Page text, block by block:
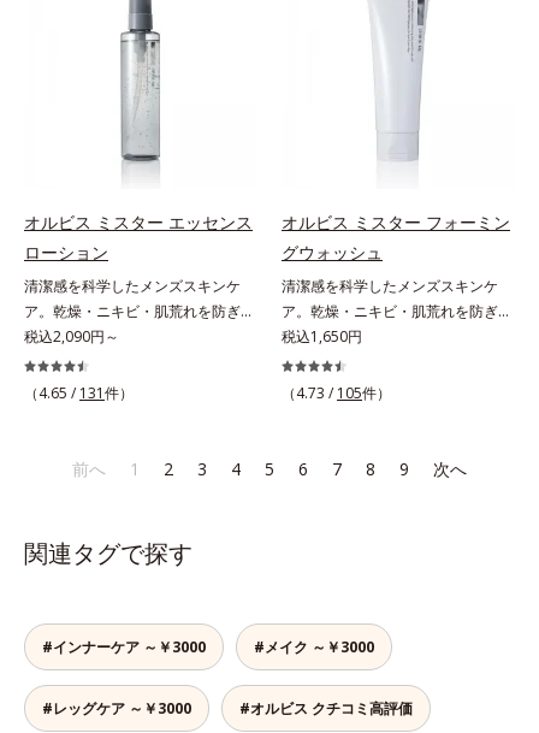
る高機能化粧下地毛穴や小ジワの凹
凸をつるんとなめらかに(*1)。スキ
ンケア発想の化粧下地です。保湿成
分が肌全層(*2)に働きかけて、肌の
うるおいをグンとアップ＆リッチな
クリームのようにぴたっと密着。乾
燥による小ジワを目立たなく(*1)
す。むやみに隠すのではなくふわり
アのW効果で軽やかな美肌を印象づ
けます。紫外線吸収剤フリーなのに
高SPF値、さらにスキンプロテクト
複合成分(*3)が、ブルーライト、紫
外線、大気中の微粒子汚れなどの外
的ダメージから肌表面をガードしま
でも、ただ隠すだけでなく、乾きや
ーします。【ラスティング効果】皮
脂選択テカリ防止成分(*5)テカリの
はしっかり残すことでカバー力を保
ちます。*1 メイク効果による*2 角
層の範囲内*3 スキンプロテクト※
複合成分配合＝肌を保護し、乾燥を
防ぐ複合成分 ※ ビルベリー葉エ
(*3)。ニキビ・肌荒れ予防有効成分
と保湿成分を新たに配合。これまで
の乾燥・テカリへのケアはそのまま
ローチする進化を遂げました。うる
アイテム同士をなじみやすくする
「うるおいコネクト設計」を採用。
8アイテム分の機能を3ステップに集
約し、よりシンプルなお手入れで、
ハリ・ツヤのある好印象な清潔透明
肌(*1)へ導きます。*1 うるおいによ
る透明感のある肌*2 男性の顔画像
を用いた印象評価において、基準画
かさ印象が高く評価されたこと*3
オルビス ミスター エッセンス
ローション
清潔感を科学したメンズスキンケ
ア。乾燥・ニキビ・肌荒れを防ぎハ
リ・ツヤのある、好印象な清潔透明
肌(*1)へ。オルビス ミスターは、男
性の清潔感、爽やかさ、若々しさの
であること(*2)を業界で初めて発見
の乾燥・テカリへのケアはそのまま
に、肌荒れ・ニキビ予防など“今”の
ローチする進化を遂げました。うる
おいを逃しやすい男性肌に着目し、
アイテム同士をなじみやすくする
「うるおいコネクト設計」を採用。
税込2,090円～
（4.65 / 131件）
オルビス ミスター フォーミン
グウォッシュ
清潔感を科学したメンズスキンケ
ア。乾燥・ニキビ・肌荒れを防ぎハ
リ・ツヤのある、好印象な清潔透明
肌(*1)へ。オルビス ミスターは、男
性の清潔感、爽やかさ、若々しさの
であること(*2)を業界で初めて発見
ローチする進化を遂げました。うる
おいを逃しやすい男性肌に着目し、
アイテム同士をなじみやすくする
「うるおいコネクト設計」を採用。
税込1,650円
（4.73 / 105件）
前へ 1 2 3 4 5 6 7 8 9 次へ
関連タグで探す
#インナーケア ～￥3000 #メイク ～￥3000
#レッグケア ～￥3000 #オルビス クチコミ高評価